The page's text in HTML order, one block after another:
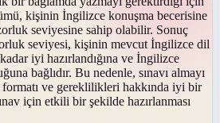
kişinin İngilizce konuşma becerisine
seviyesine sahip olabilir. Sonuç
seviyesi, kişinin mevcut İngilizce dil
iyi hazırlandığına ve İngilizce
bağlıdır. Bu nedenle, sınavı almayı
formatı ve gereklilikleri hakkında iyi bir
için etkili bir şekilde hazırlanması